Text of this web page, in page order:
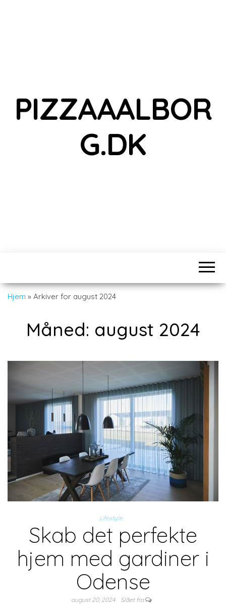
PIZZAAALBOR
G.DK
Hjem » Arkiver for august 2024
Måned: august 2024
Lifestyle
Skab det perfekte
hjem med gardiner i
Odense
august 20, 2024 Slået fra